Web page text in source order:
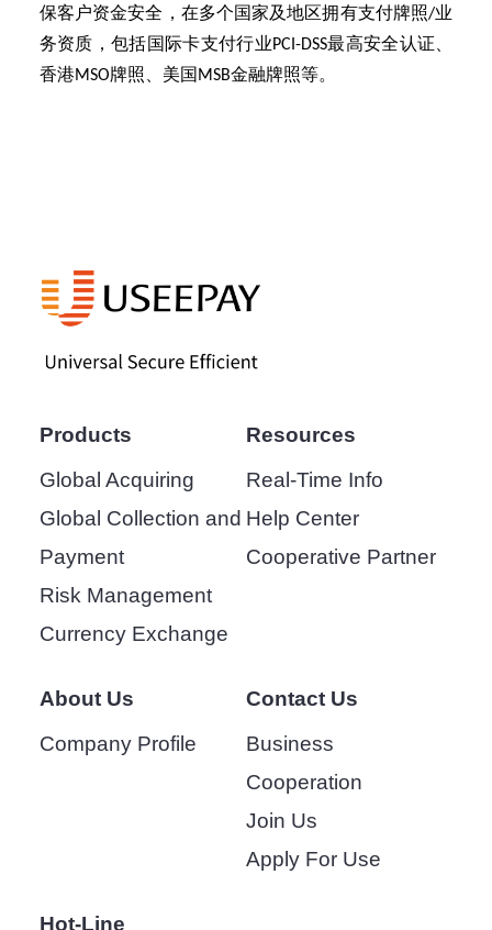
保客户资金安全，在多个国家及地区拥有支付牌照/业
务资质，包括国际卡支付行业PCI-DSS最高安全认证、
香港MSO牌照、美国MSB金融牌照等。
Products
Global Acquiring
Global Collection and
Payment
Risk Management
Currency Exchange
Resources
Real-Time Info
Help Center
Cooperative Partner
About Us
Company Profile
Contact Us
Business
Cooperation
Join Us
Apply For Use
Hot-Line